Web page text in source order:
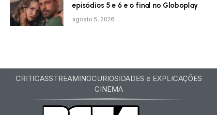
episódios 5 e 6 e o final no Globoplay
agosto 5, 2026
CRITICASSTREAMINGCURIOSIDADES e EXPLICAÇÕES
CINEMA